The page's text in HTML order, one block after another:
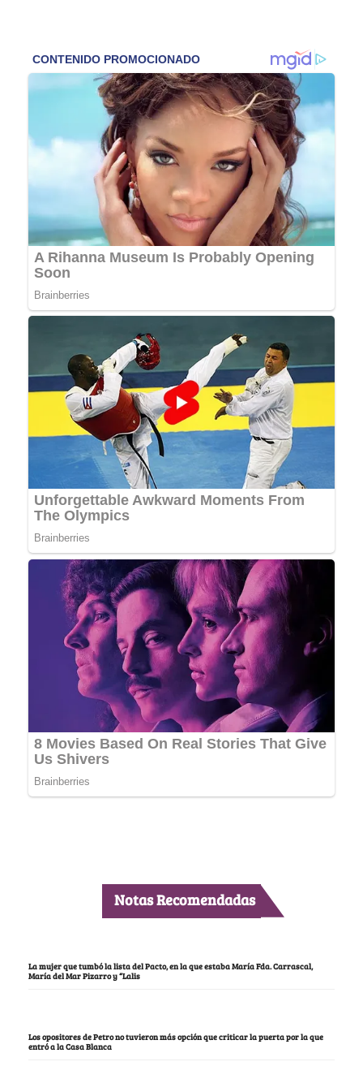
Notas Recomendadas
La mujer que tumbó la lista del Pacto, en la que estaba María Fda. Carrascal,
María del Mar Pizarro y “Lalis
Los opositores de Petro no tuvieron más opción que criticar la puerta por la que
entró a la Casa Blanca